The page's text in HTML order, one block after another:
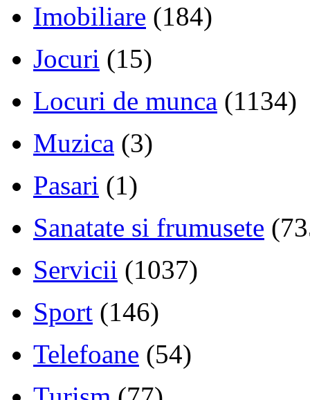
Imobiliare (184)
Jocuri (15)
Locuri de munca (1134)
Muzica (3)
Pasari (1)
Sanatate si frumusete
Servicii (1037)
Sport (146)
Telefoane (54)